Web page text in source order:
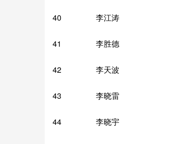
40 李江涛
41 李胜德
42 李天波
43 李晓雷
44 李晓宇